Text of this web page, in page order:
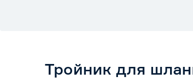
Тройник для